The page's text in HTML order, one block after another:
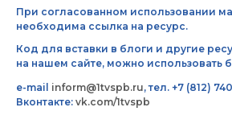
При согласованном использовании
необходима ссылка на ресурс.
Код для вставки в блоги и другие
на нашем сайте, можно использовать
e-mail inform@1tvspb.ru, тел. +7 (812)
Вконтакте: vk.com/1tvspb